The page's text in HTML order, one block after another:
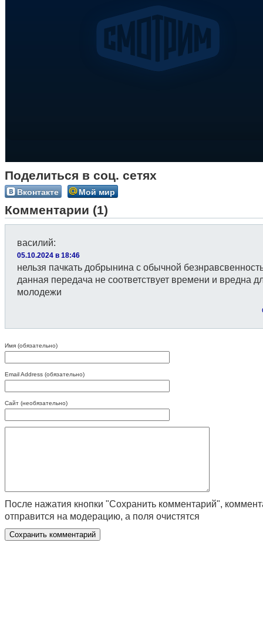
Поделиться в соц. сетях
Вконтакте Мой мир
Комментарии (1)
василий:
05.10.2024 в 18:46
нельзя пачкать добрынина с обычной
данная передача не соответствует времени и вредна
молодежи
Имя (обязательно)
Email Address (обязательно)
Сайт (необязательно)
После нажатия кнопки "Сохранить комментарий",
отправится на модерацию, а поля очистятся